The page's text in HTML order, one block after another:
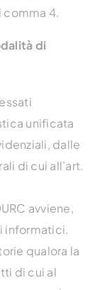
comma 4.
di
unificata
dalle
di cui all’art.
avviene,
informatici.
qualora la
di cui al